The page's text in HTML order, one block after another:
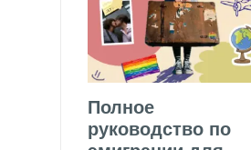
Полное
руководство по